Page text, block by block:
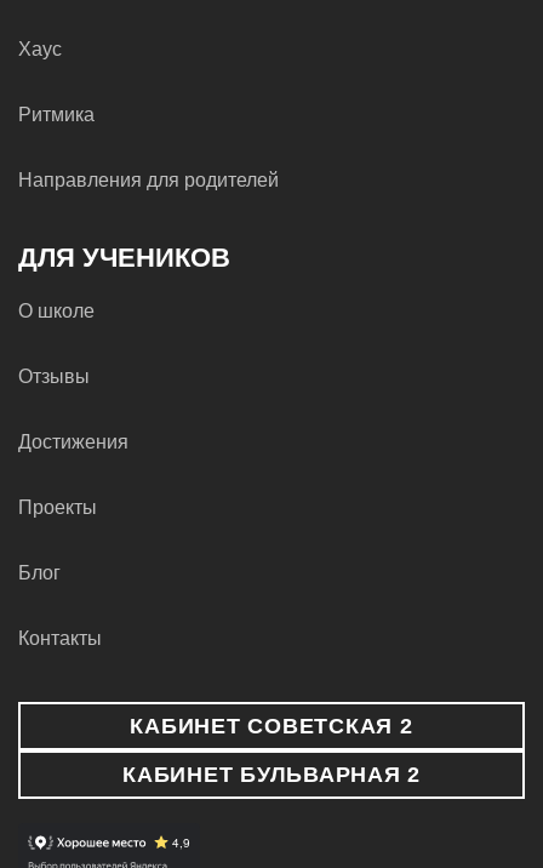
Хаус
Ритмика
Направления для родителей
ДЛЯ УЧЕНИКОВ
О школе
Отзывы
Достижения
Проекты
Блог
Контакты
КАБИНЕТ СОВЕТСКАЯ 2
КАБИНЕТ БУЛЬВАРНАЯ 2